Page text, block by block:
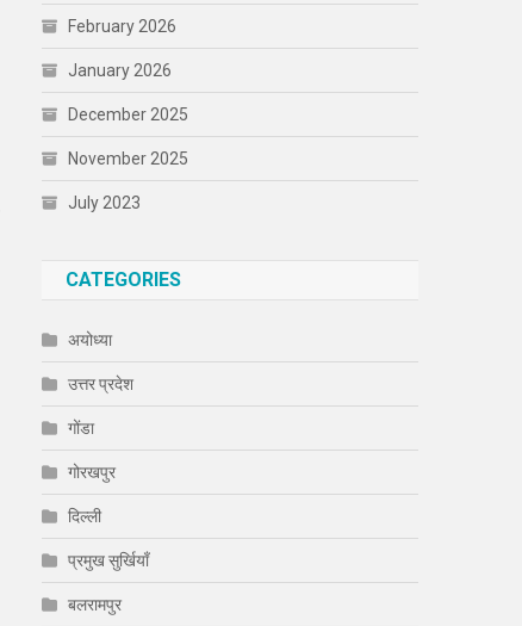
February 2026
January 2026
December 2025
November 2025
July 2023
CATEGORIES
अयोध्या
उत्तर प्रदेश
गोंडा
गोरखपुर
दिल्ली
प्रमुख सुर्खियाँ
बलरामपुर